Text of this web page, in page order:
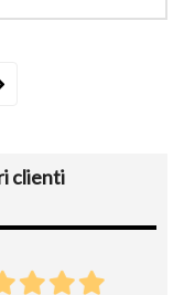
clienti